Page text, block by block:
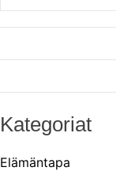
Kategoriat
Elämäntapa